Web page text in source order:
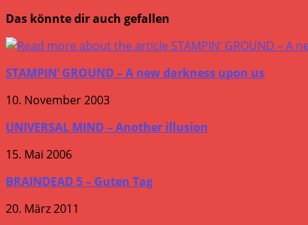
Das könnte dir auch gefallen
STAMPIN‘ GROUND – A new darkness upon us
10. November 2003
UNIVERSAL MIND – Another illusion
15. Mai 2006
BRAINDEAD 5 – Guten Tag
20. März 2011